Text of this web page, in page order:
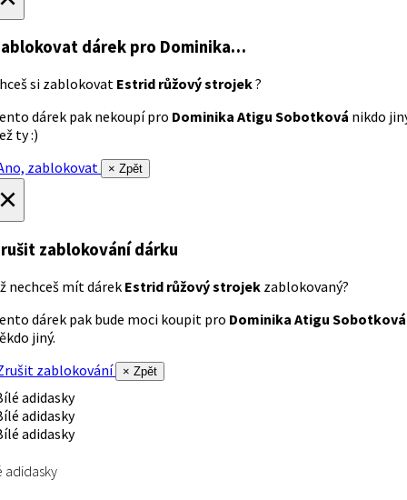
dárek pro Dominika…
si zablokovat Estrid růžový strojek?
dárek pak nekoupí pro Dominika Atigu Sobotková nikdo
ty :)
zablokovat
× Zpět
zablokování dárku
nechceš mít dárek Estrid růžový strojek zablokovaný?
dárek pak bude moci koupit pro Dominika Atigu Sobotková
jiný.
zablokování
× Zpět
adidasky